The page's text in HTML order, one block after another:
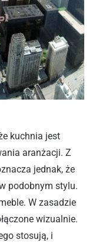
kuchnia jest
aranżacji. Z
jednak, że
podobnym stylu.
W zasadzie
wizualnie.
stosują, i